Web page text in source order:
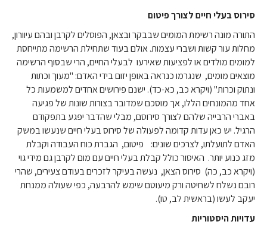
סירוס בעלי חיים לצורך פיטום
התורה מונה רשימת המומים שבבקר ובצאן, הפוסלים לקרבן ובהם עיוורון,
מחלות עור קשות ושברי עצמות. אולם בעוד שתחילת הרשימה מתייחסת
למומים מולדים או לפציעות שאירעו לבעלי החיים, הרי שבסוף הרשימה
מוצאים מומים, שנגרמו כנראה באופן יזום בידי האדם: "מעוך וכתות
ונתוק וכרות" (ויקרא כב, כא-כד). ישנם פירושים אחדים למשמעות כל
אחד מהמונחים הללו, אך מוסכם שמדובר בצורות שונות של פגיעה
באברי הרבייה שלהם לצורך סירוסם, מבלי שהדבר יפגע בתפקודם
הרגיל. יש כאן עדות קדומה לפעולה של סירוס בעלי חיים שנעשו במשק
האדם לתועלתו, לצרכים שונים: פיטום, הגברת כוח העבודה וקבלת
מזג כנוע יותר. האיסור כולל קבלת בעלי חיים עם מום לקרבן גם מידי גוי
(ויקרא כב, כה) סירוס הצאן, נעשה בעיקר לזכרים בעודם צעירים, שהרי
רובם נשלח לשחיטה ורק מיעוטם שימש להרבעה, כפי שעולה ממנחת
יעקב לעשו (בראשית לב, טו).
עדויות היסטוריות